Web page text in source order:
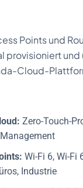
Points und
provisioniert
Cloud-
Zero-Touch-
Wi-Fi 6, Wi-Fi
Industrie